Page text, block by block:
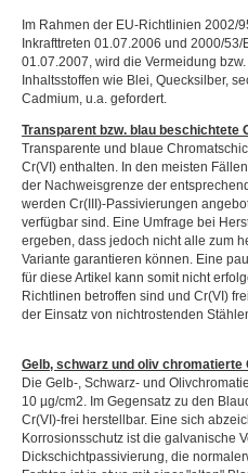
Im Rahmen der EU-Richtlinien 2002/
Inkrafttreten 01.07.2006 und 2000/
01.07.2007, wird die Vermeidung
Inhaltsstoffen wie Blei, Quecksilber,
Cadmium, u.a. gefordert.
Transparent bzw. blau beschichtete
Transparente und blaue
Cr(VI) enthalten. In den meisten
der Nachweisgrenze der
werden Cr(III)-Passivierungen
verfügbar sind. Eine Umfrage bei
ergeben, dass jedoch nicht alle zum
Variante garantieren können. Eine
für diese Artikel kann somit nicht
Richtlinen betroffen sind und Cr(VI)
der Einsatz von nichtrostenden
Gelb, schwarz und oliv chromatierte
Die Gelb-, Schwarz- und
10 µg/cm2. Im Gegensatz zu den
Cr(VI)-frei herstellbar. Eine sich
Korrosionsschutz ist die galvanische
Dickschichtpassivierung, die